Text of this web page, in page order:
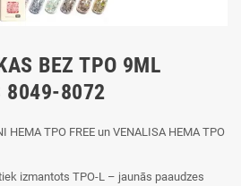
BEZ TPO 9ML
8049-8072
TPO FREE un VENALISA HEMA TPO
izmantots TPO-L – jaunās paaudzes